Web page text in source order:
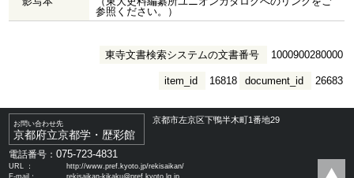
参照ください。）
東寺文書検索システムの文書番号 1000900280000
document_id 26683
item_id 16818
お問い合わせ先
京都府立京都学・歴彩館
京都市左京区下鴨半木町1番地29
電話番号：075-723-4831
URL ：
http://www.pref.kyoto.jp/rekisaikan/
E-mail：
rekisaikan-kikaku@pref.kyoto.lg.jp